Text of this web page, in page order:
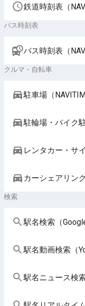
鉄道時刻表（
バス時刻表
バス時刻表（
クルマ・自転車
駐車場（
駐輪場・バイク
レンタカー・サ
カーシェアリン
検索
駅名検索（Google
駅名動画検索（
駅名ニュース検